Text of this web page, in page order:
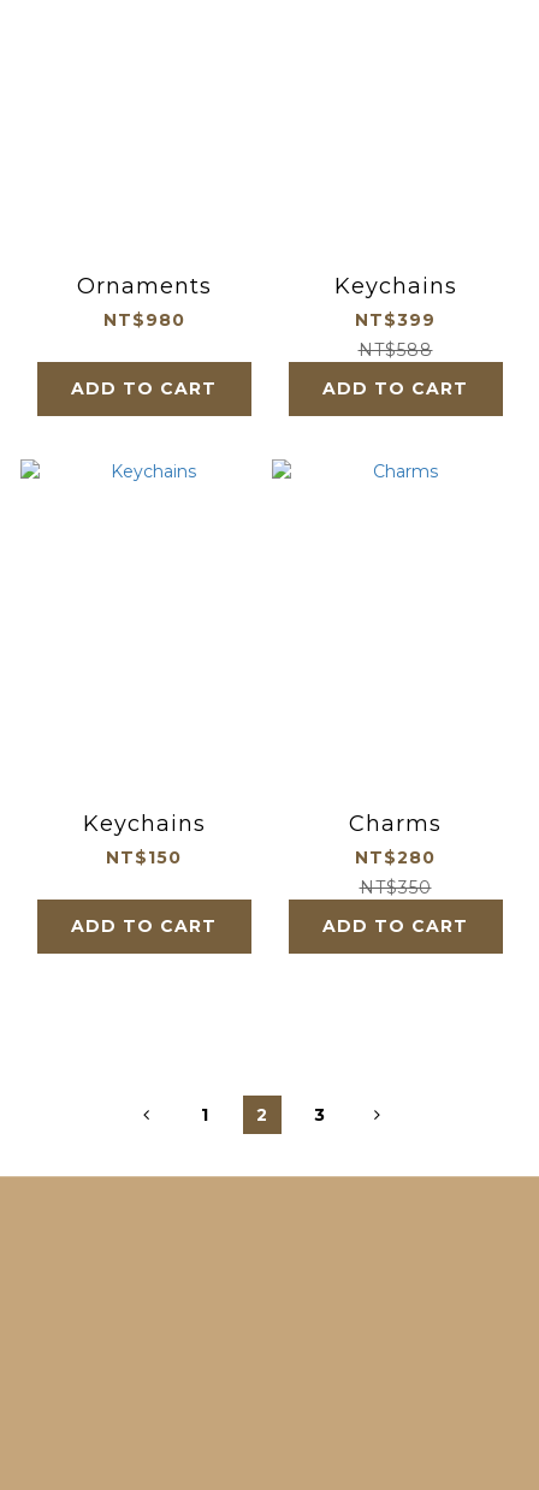
Ornaments
NT$980
ADD TO CART
Keychains
NT$399
NT$588
ADD TO CART
Keychains
NT$150
ADD TO CART
Charms
NT$280
NT$350
ADD TO CART
1 2 3